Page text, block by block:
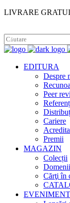
LIVRARE
EDITURA
Despre
Peer
Cariere
Premii
MAGAZIN
Colecții
Domenii
Cărţi în